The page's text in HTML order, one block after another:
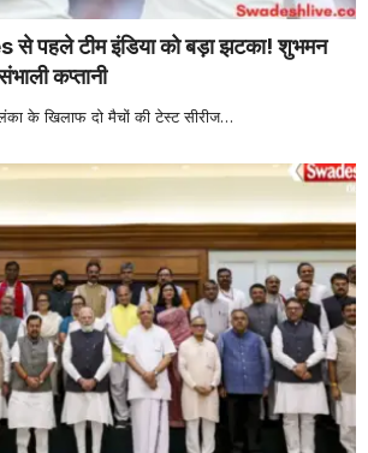
पहले टीम इंडिया को बड़ा झटका! शुभमन
कप्तानी
के खिलाफ दो मैचों की टेस्ट सीरीज…